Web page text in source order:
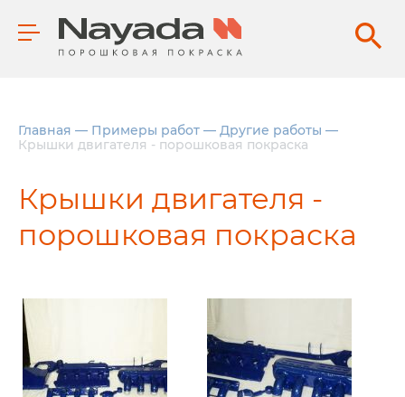
Главная — Примеры работ — Другие работы —
Крышки двигателя - порошковая покраска
Крышки двигателя -
порошковая покраска